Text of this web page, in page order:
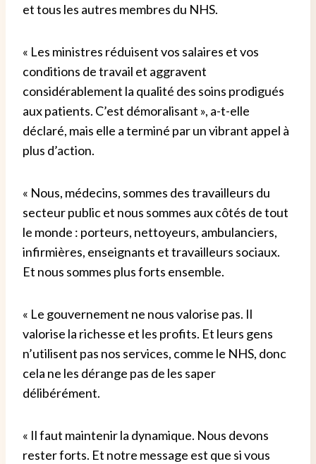
et tous les autres membres du NHS.
« Les ministres réduisent vos salaires et vos
conditions de travail et aggravent
considérablement la qualité des soins prodigués
aux patients. C’est démoralisant », a-t-elle
déclaré, mais elle a terminé par un vibrant appel à
plus d’action.
« Nous, médecins, sommes des travailleurs du
secteur public et nous sommes aux côtés de tout
le monde : porteurs, nettoyeurs, ambulanciers,
infirmières, enseignants et travailleurs sociaux.
Et nous sommes plus forts ensemble.
« Le gouvernement ne nous valorise pas. Il
valorise la richesse et les profits. Et leurs gens
n’utilisent pas nos services, comme le NHS, donc
cela ne les dérange pas de les saper
délibérément.
« Il faut maintenir la dynamique. Nous devons
rester forts. Et notre message est que si vous